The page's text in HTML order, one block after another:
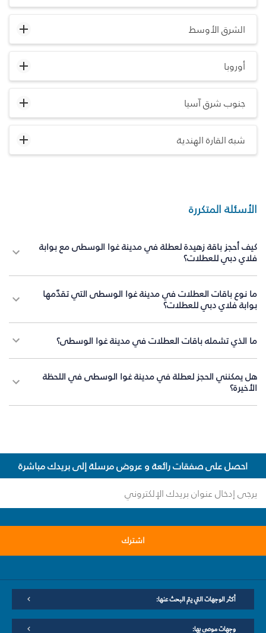
الشرق الأوسط
أوروبا
جنوب شرق آسيا
شبه القارة الهندية
الأسئلة المتكررة
كيف أحجز باقة زهيدة لعطلة في مدينة غوا الوسطى مع بوابة
فلاي دبي للعطلات؟
ما نوع باقات العطلات في مدينة غوا الوسطى التي تقدّمها
بوابة فلاي دبي للعطلات؟
ما الذي تشمله باقات العطلات في مدينة غوا الوسطى؟
هل يمكنني الحجز لعطلة في مدينة غوا الوسطى في اللحظة
الأخيرة؟
احصل على صفقات رائعة و عروض مرسلة إلى بريدك مباشرة
اشترك
أكثر الوجهات التي يتم البحث عنها:
وجهات موصى بها: